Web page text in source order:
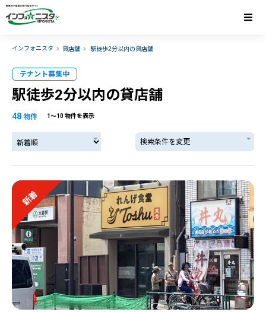
インフォニスタ 貸店舗 駅徒歩2分以内の貸店舗
テナント募集中
駅徒歩2分以内の貸店舗
48 物件 1〜10 物件を表示
検索条件を変更
新着